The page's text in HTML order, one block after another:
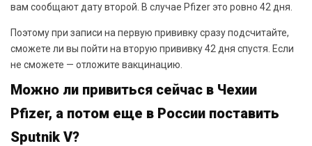
вам сообщают дату второй. В случае Pfizer это ровно 42 дня.
Поэтому при записи на первую прививку сразу подсчитайте,
сможете ли вы пойти на вторую прививку 42 дня спустя. Если
не сможете — отложите вакцинацию.
Можно ли привиться сейчас в Чехии
Pfizer, а потом еще в России поставить
Sputnik V?